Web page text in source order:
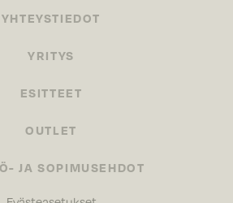
YHTEYSTIEDOT
YRITYS
ESITTEET
OUTLET
JA SOPIMUSEHDOT